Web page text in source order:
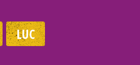
LUC